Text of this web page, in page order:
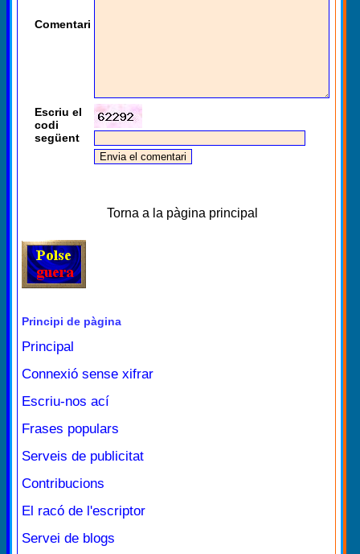
Comentari
Escriu el
codi
següent
Torna a la pàgina principal
Principi de pàgina
Principal
Connexió sense xifrar
Escriu-nos ací
Frases populars
Serveis de publicitat
Contribucions
El racó de l'escriptor
Servei de blogs